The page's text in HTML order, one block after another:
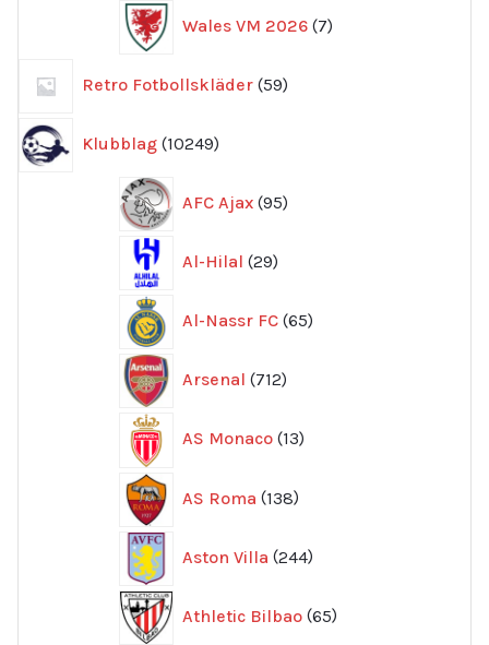
Wales VM 2026 7
produkter
Retro Fotbollskläder 59
produkter
Klubblag 10249
produkter
AFC Ajax 95
produkter
Al-Hilal 29
produkter
Al-Nassr FC 65
produkter
Arsenal 712
produkter
AS Monaco 13
produkter
AS Roma 138
produkter
Aston Villa 244
produkter
Athletic Bilbao 65
produkter